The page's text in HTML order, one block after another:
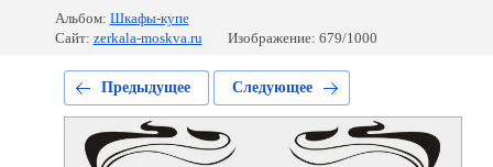
Альбом: Шкафы-купе
Сайт: zerkala-moskva.ru Изображение: 679/1000
Предыдущее Следующее